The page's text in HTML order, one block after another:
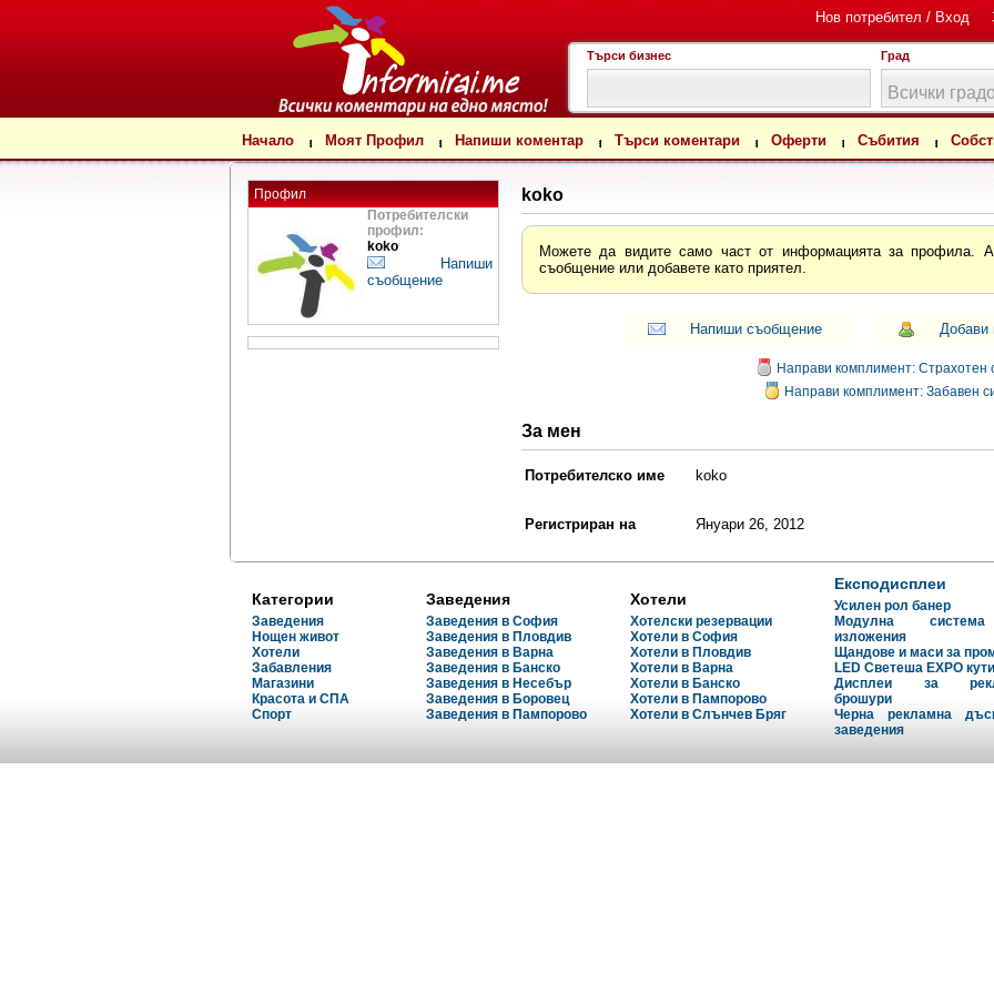
Добре дошли в INFORMIRAI.ME
Случайно или не, попаднахте на мястото където всеки свободно споделя
Тук можете да публикувате лични мнения и
Тук можете да добавите бизнес, който желаете
да коментирате, ако той не е наличен в базата
данни.
Тук можете
редактирате
снимки за Вашия
промоции и да
страница.
Тук можете да получите информация относно
и коментари написани от други потребители.
Нямате право да триете
посетители, но
Търси бизнес Град
Нов потребител / Вход
Начало Моят Профил Напиши коментар Търси коментари Оферти Събития
Профил
Потребителски
профил:
koko
Напиши
съобщение
koko
Можете да видите само част от информацията за профила.
съобщение или добавете като приятел.
Напиши съобщение Добави
Направи комплимент: Страхотен
Направи комплимент: Забавен
За мен
Потребителско име koko
Регистриран на Януари 26, 2012
Категории
Заведения
Нощен живот
Хотели
Забавления
Магазини
Красота и СПА
Спорт
Заведения
Заведения в София
Заведения в Пловдив
Заведения в Варна
Заведения в Банско
Заведения в Несебър
Заведения в Боровец
Заведения в Пампорово
Хотели
Хотелски резервации
Хотели в София
Хотели в Пловдив
Хотели в Варна
Хотели в Банско
Хотели в Пампорово
Хотели в Слънчев Бряг
Експодисплеи
Усилен рол банер
Модулна
изложения
Щандове и маси за
LED Светеша EXPO
Дисплеи за
брошури
Черна рекламна
заведения